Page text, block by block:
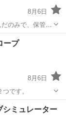
8月6日
のみで、保管し
き取り可能な曜
ープ
8月6日
です。
シミュレーター